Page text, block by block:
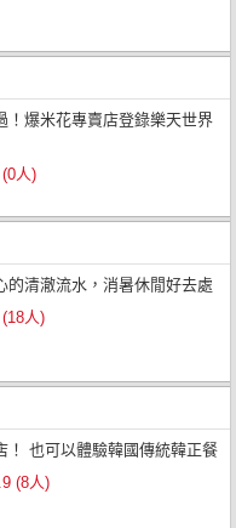
！爆米花專賣店登錄樂天世界
人)
的清澈流水，消暑休閒好去處
人)
！ 也可以體驗韓國傳統韓正餐
(8人)